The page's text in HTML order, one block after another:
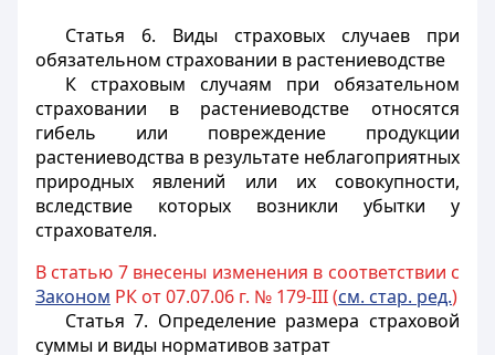
Статья 6. Виды страховых случаев при
обязательном страховании в растениеводстве
К страховым случаям при обязательном
страховании в растениеводстве относятся
гибель или повреждение продукции
растениеводства в результате неблагоприятных
природных явлений или их совокупности,
вследствие которых возникли убытки у
страхователя.
В статью 7 внесены изменения в соответствии с
Законом РК от 07.07.06 г. № 179-III (см. стар. ред.)
Статья 7. Определение размера страховой
суммы и виды нормативов затрат